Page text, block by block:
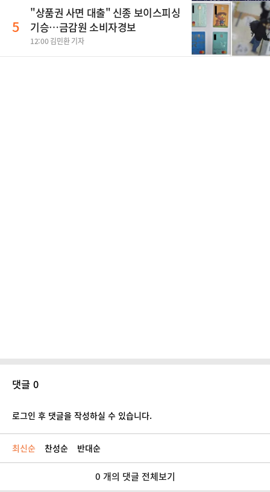
5
"상품권 사면 대출" 신종 보이스피싱
기승…금감원 소비자경보
12:00 김민환 기자
댓글 0
로그인 후 댓글을 작성하실 수 있습니다.
최신순 찬성순 반대순
0 개의 댓글 전체보기